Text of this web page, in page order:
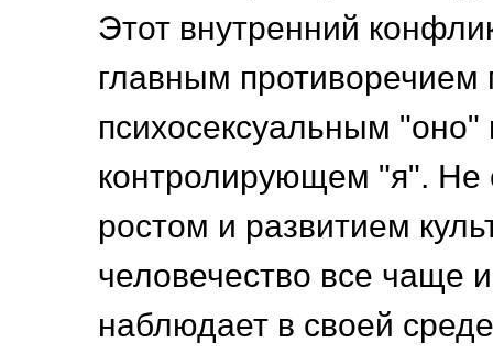
Этот внутренний
главным противоречием
психосексуальным "оно"
контролирующем "я". Не
ростом и развитием
человечество все чаще
наблюдает в своей